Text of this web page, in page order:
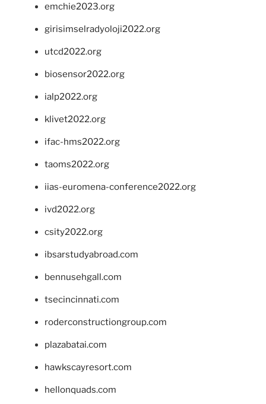
emchie2023.org
girisimselradyoloji2022.org
utcd2022.org
biosensor2022.org
ialp2022.org
klivet2022.org
ifac-hms2022.org
taoms2022.org
iias-euromena-conference2022.org
ivd2022.org
csity2022.org
ibsarstudyabroad.com
bennusehgall.com
tsecincinnati.com
roderconstructiongroup.com
plazabatai.com
hawkscayresort.com
hellonquads.com